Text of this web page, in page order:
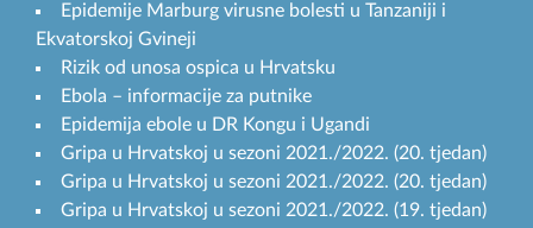
Epidemije Marburg virusne bolesti u Tanzaniji i
Ekvatorskoj Gvineji
Rizik od unosa ospica u Hrvatsku
Ebola – informacije za putnike
Epidemija ebole u DR Kongu i Ugandi
Gripa u Hrvatskoj u sezoni 2021./2022. (20. tjedan)
Gripa u Hrvatskoj u sezoni 2021./2022. (20. tjedan)
Gripa u Hrvatskoj u sezoni 2021./2022. (19. tjedan)